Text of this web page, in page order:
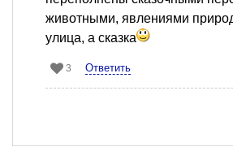
животными, явлениями
улица, а сказка
3 Ответить